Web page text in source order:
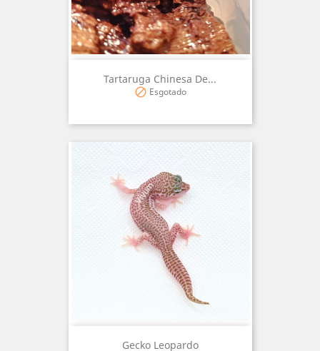
Tartaruga Chinesa De...
 Esgotado
Gecko Leopardo